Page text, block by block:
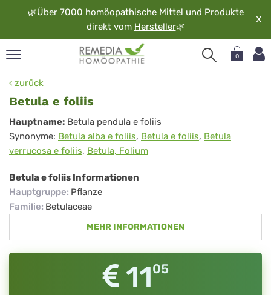
🌿Über 7000 homöopathische Mittel und Produkte
direkt vom Hersteller🌿
X
0
zurück
Betula e foliis
Betula
e
foliis
Hauptname: Betula pendula e foliis
Synonyme: Betula alba e foliis, Betula e foliis, Betula
verrucosa e foliis, Betula, Folium
Betula e foliis Informationen
Hauptgruppe: Pflanze
Familie: Betulaceae
MEHR INFORMATIONEN
1105